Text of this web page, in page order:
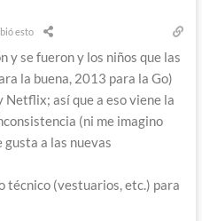
esto
y se fueron y los niños que las
la buena, 2013 para la Go)
Netflix; así que a eso viene la
(ni me imagino
gusta a las nuevas
técnico (vestuarios, etc.) para